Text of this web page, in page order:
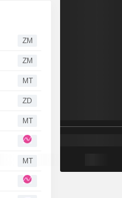
ZM
ZM
MT
ZD
MT
MT